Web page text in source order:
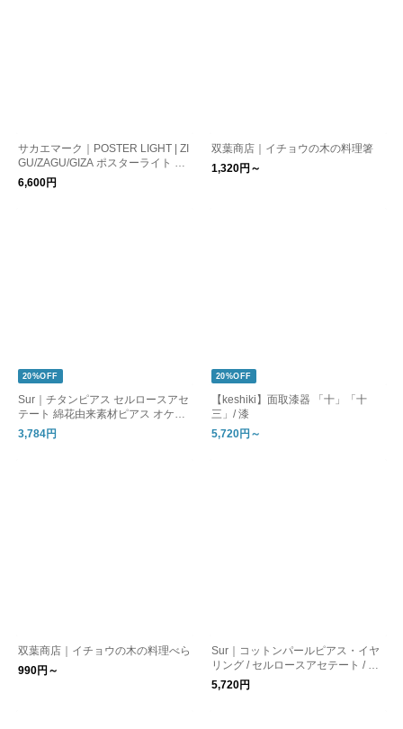
サカエマーク｜POSTER LIGHT | ZI
GU/ZAGU/GIZA ポスターライト ポ
スター型照明
6,600円
双葉商店｜イチョウの木の料理箸
1,320円～
20%OFF
Sur｜チタンピアス セルロースアセ
テート 綿花由来素材ピアス オケー
ジョン_TI-P3
3,784円
20%OFF
【keshiki】面取漆器 「十」「十
三」/ 漆
5,720円～
双葉商店｜イチョウの木の料理べら
990円～
Sur｜コットンパールピアス・イヤ
リング / セルロースアセテート / た
まご型_SR-P3/EA3
5,720円